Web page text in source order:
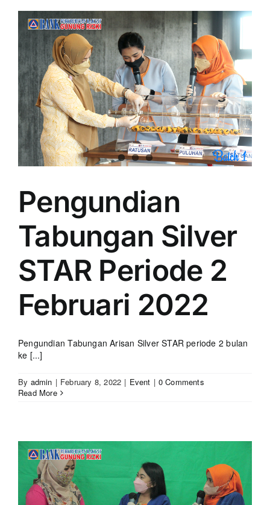
Pengundian
Tabungan Silver
STAR Periode 2
Februari 2022
Pengundian Tabungan Arisan Silver STAR periode 2 bulan
ke [...]
By admin | February 8, 2022 | Event | 0 Comments
Read More